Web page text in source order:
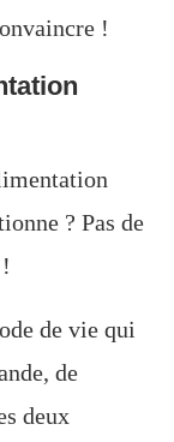
!
? Pas de
de vie qui
de
deux